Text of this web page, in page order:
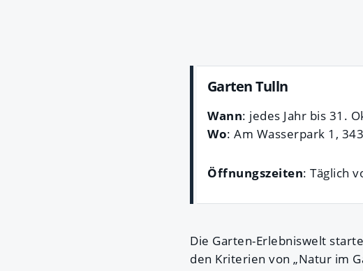
Garten Tulln
Wann: jedes Jahr bis 31.
Wo: Am Wasserpark 1,
Öffnungszeiten: Täglich
Die Garten-Erlebniswelt
den Kriterien von „Natur im